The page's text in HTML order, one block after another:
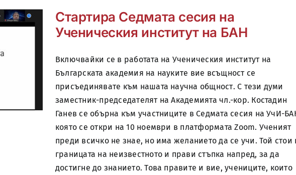
Стартира Седмата сесия на
Ученическия институт на БАН
Включвайки се в работата на Ученическия институт на
Българската академия на науките вие всъщност се
присъединявате към нашата научна общност. С тези думи
заместник-председателят на Академията чл.-кор. Костадин
Ганев се обърна към участниците в Седмата сесия на УчИ-
която се откри на 10 ноември в платформата Zoom. Ученият
преди всичко не знае, но има желанието да се учи. Той стои
границата на неизвестното и прави стъпка напред, за да
достигне до знанието. Това правите и вие, учениците, които